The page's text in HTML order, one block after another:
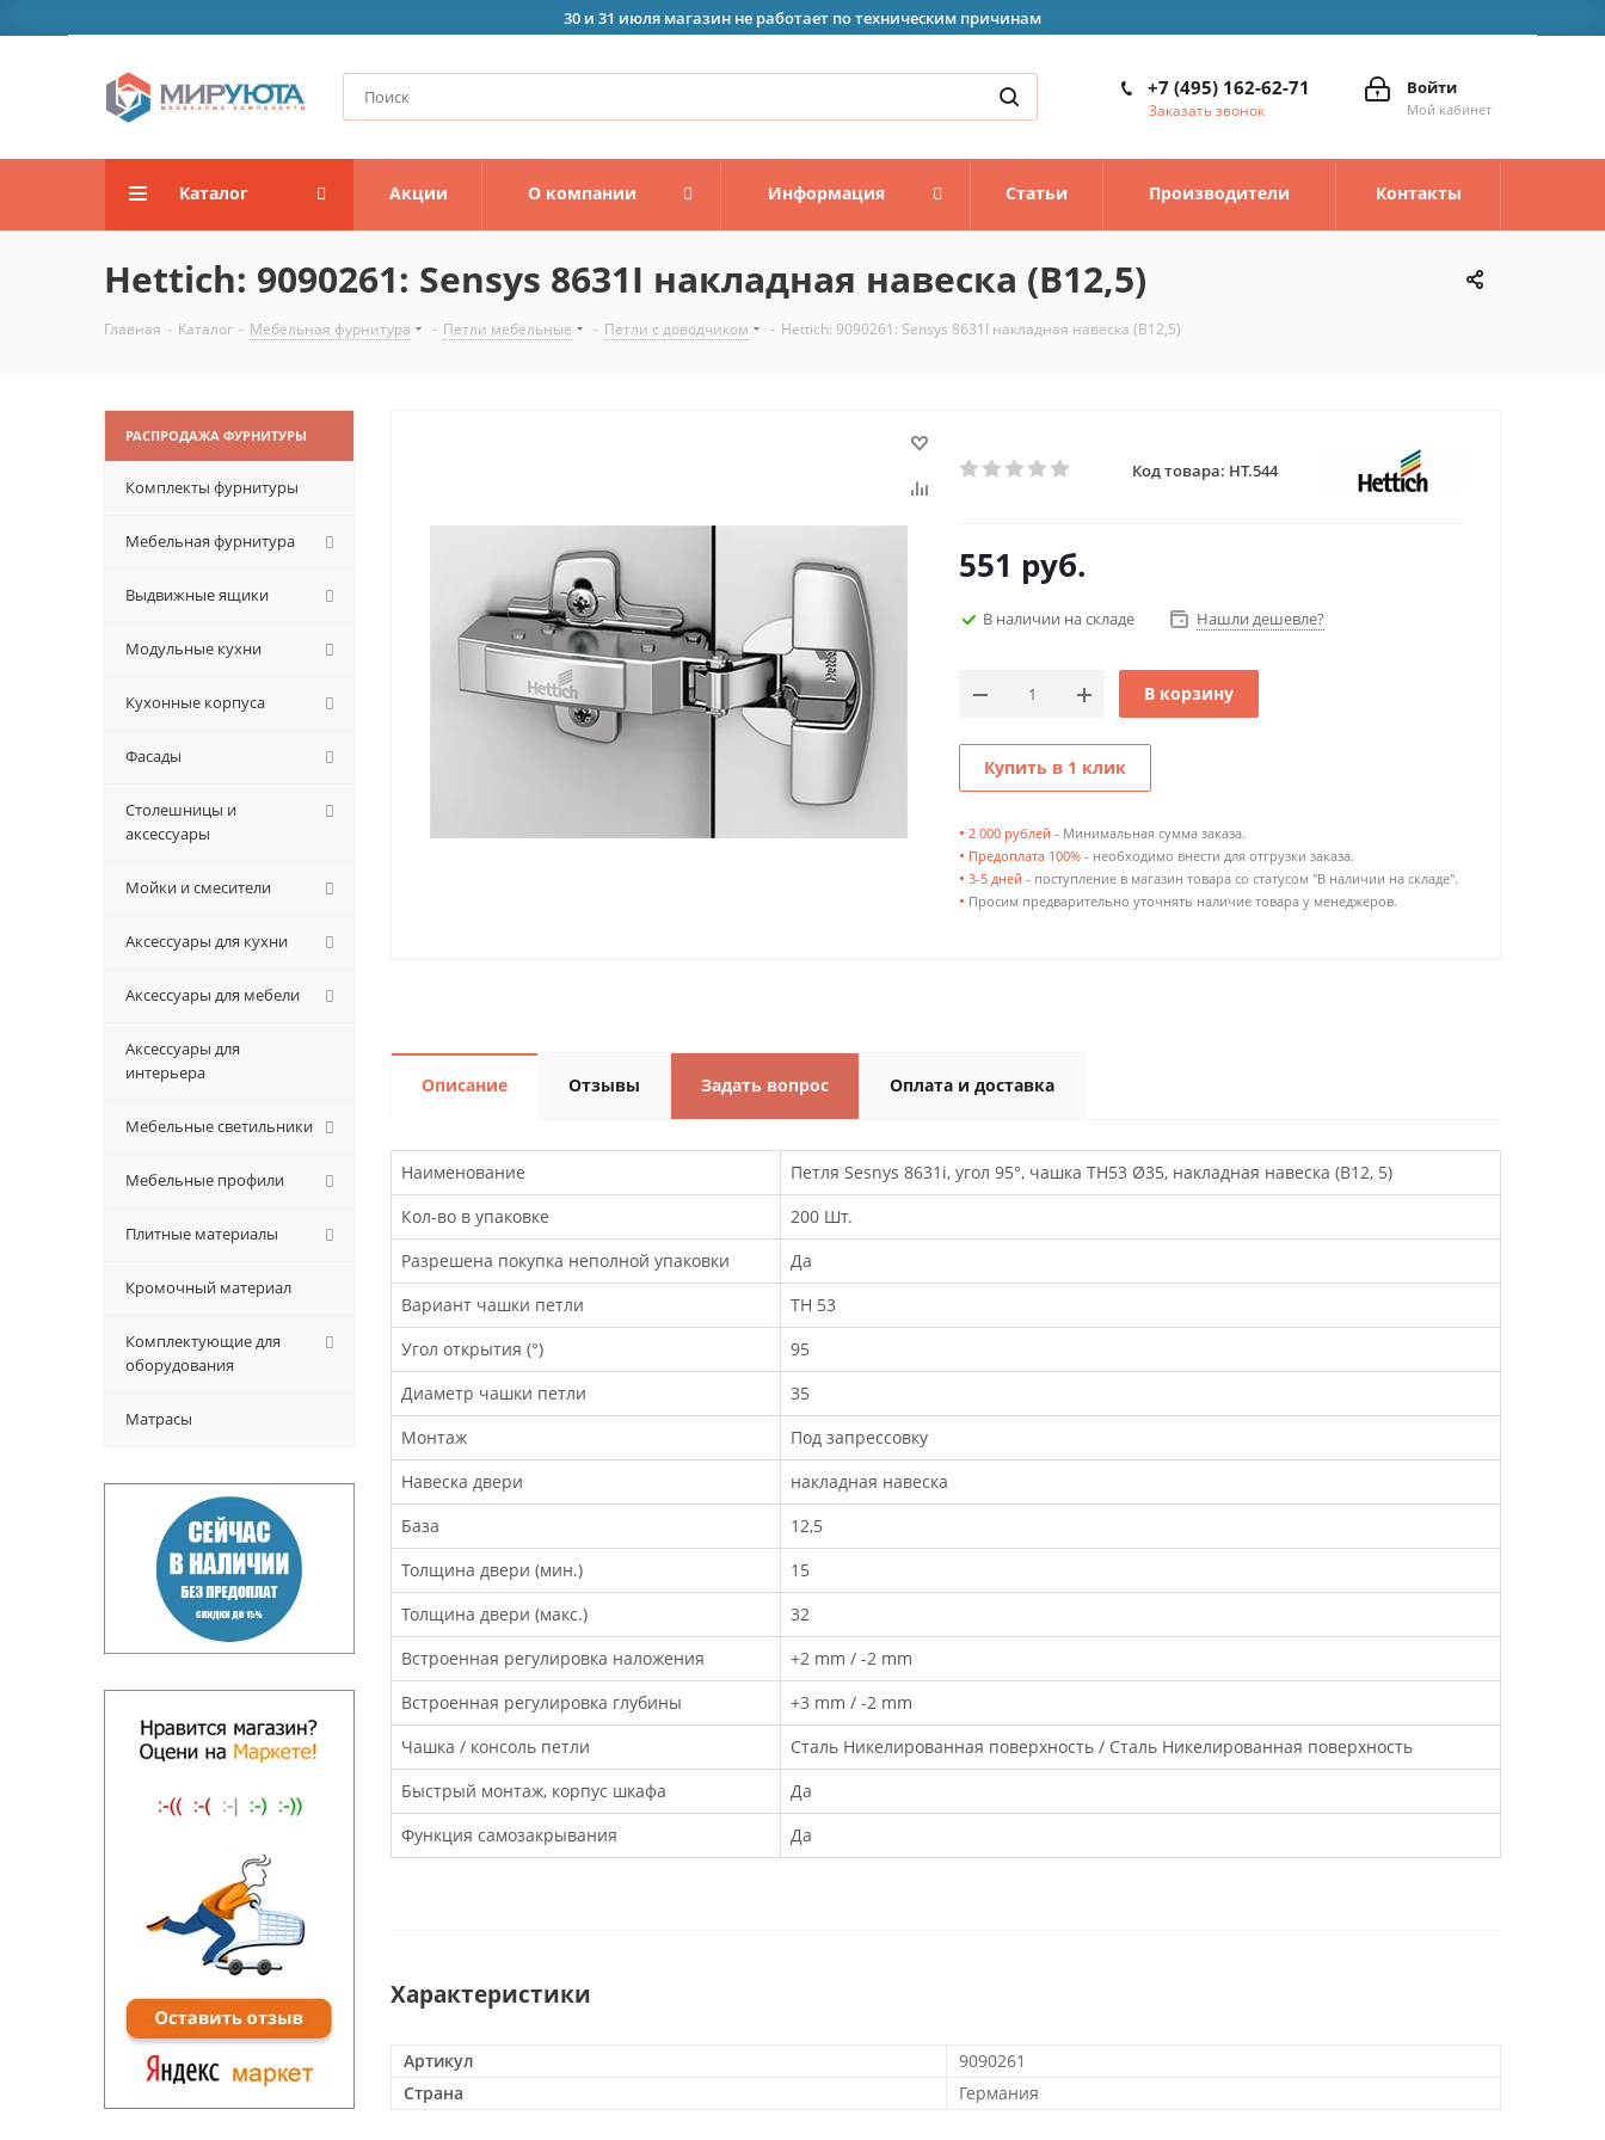
30 и 31 июля магазин не работает по техническим причинам
Войти
Мой кабинет
+7 (495) 162-62-71
Заказать звонок
Каталог Акции О компании Информация Статьи Производители Контакты
Hettich: 9090261: Sensys 8631I накладная навеска (B12,5)
Главная - Каталог - Мебельная фурнитура - Петли мебельные - Петли с доводчиком - Hettich: 9090261: Sensys 8631I накладная навеска (B12,5)
Код товара: HT.544
551 руб.
В наличии на складе Нашли дешевле?
В корзину
Купить в 1 клик
• 2 000 рублей - Минимальная сумма заказа.
• Предоплата 100% - необходимо внести для отгрузки заказа.
• 3-5 дней - поступление в магазин товара со статусом "В наличии на складе".
• Просим предварительно уточнять наличие товара у менеджеров.
Описание Отзывы Задать вопрос Оплата и доставка
Наименование
Петля Sesnys 8631i, угол 95°, чашка TH53 Ø35, накладная навеска (B12, 5)
Кол-во в упаковке
200 Шт.
Разрешена покупка неполной упаковки
Да
Вариант чашки петли
TH 53
Угол открытия (°)
95
Диаметр чашки петли
35
Монтаж
Под запрессовку
Навеска двери
накладная навеска
База
12,5
Толщина двери (мин.)
15
Толщина двери (макс.)
32
Встроенная регулировка наложения
+2 mm / -2 mm
Встроенная регулировка глубины
+3 mm / -2 mm
Чашка / консоль петли
Сталь Никелированная поверхность / Сталь Никелированная поверхность
Быстрый монтаж, корпус шкафа
Да
Функция самозакрывания
Да
Характеристики
Артикул
9090261
Страна
Германия
РАСПРОДАЖА ФУРНИТУРЫ
Комплекты фурнитуры
Мебельная фурнитура
Выдвижные ящики
Модульные кухни
Кухонные корпуса
Фасады
Столешницы и
аксессуары
Мойки и смесители
Аксессуары для кухни
Аксессуары для мебели
Аксессуары для
интерьера
Мебельные светильники
Мебельные профили
Плитные материалы
Кромочный материал
Комплектующие для
оборудования
Матрасы